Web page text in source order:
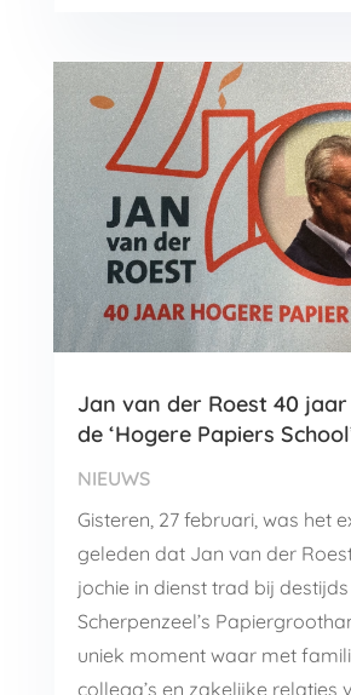
Jan van der Roest 40
de ‘Hogere Papiers
NIEUWS
Gisteren, 27 februari, was het
geleden dat Jan van der
jochie in dienst trad bij destijds
Scherpenzeel’s
uniek moment waar met
collega’s en zakelijke relaties